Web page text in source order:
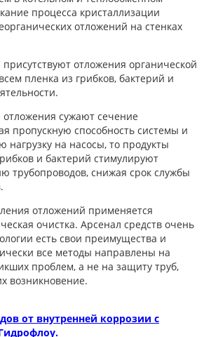
процесса кристаллизации
отложений на стенках
отложения органической
пленка из грибков, бактерий и
отложения сужают сечение
пропускную способность системы и
на насосы, то продукты
и бактерий стимулируют
трубопроводов, снижая срок службы
отложений применяется
очистка. Арсенал средств очень
есть свои преимущества и
все методы направлены на
проблем, а не на защиту труб,
возникновение.
от внутренней коррозии с